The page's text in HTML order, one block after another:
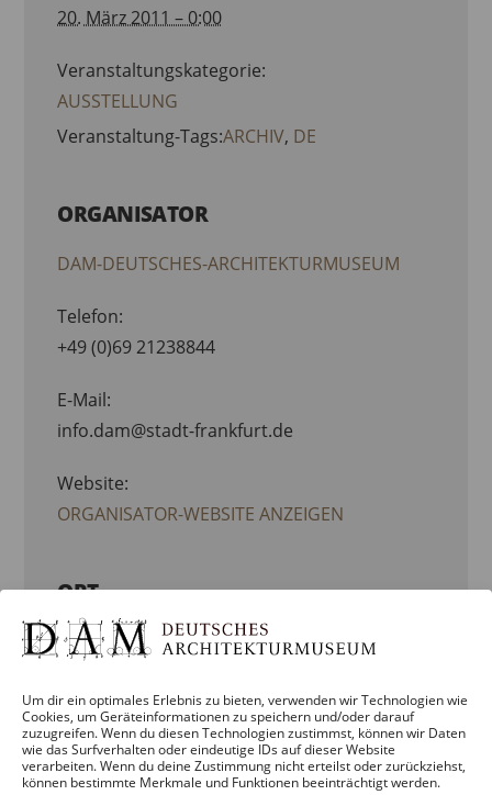
Um dir ein optimales Erlebnis zu bieten, verwenden wir Technologien wie
Cookies, um Geräteinformationen zu speichern und/oder darauf
zuzugreifen. Wenn du diesen Technologien zustimmst, können wir Daten
wie das Surfverhalten oder eindeutige IDs auf dieser Website
verarbeiten. Wenn du deine Zustimmung nicht erteilst oder zurückziehst,
können bestimmte Merkmale und Funktionen beeinträchtigt werden.
20. März 2011 – 0:00
Veranstaltungskategorie:
AUSSTELLUNG
Veranstaltung-Tags:ARCHIV, DE
ORT
DEUTSCHES ARCHITEKTURMUSEUM
Schaumainkai 43
Frankfurt / M.,HessenD-60596
Telefon:
ORGANISATOR
DAM-DEUTSCHES-ARCHITEKTURMUSEUM
Telefon:
+49 (0)69 21238844
E-Mail:
info.dam@stadt-frankfurt.de
Website:
ORGANISATOR-WEBSITE ANZEIGEN